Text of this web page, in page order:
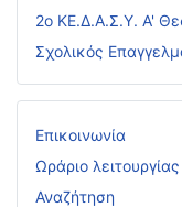
2ο ΚΕ.Δ.Α.Σ.Υ. Α'
Σχολικός
Επικοινωνία
Ωράριο
Αναζήτηση